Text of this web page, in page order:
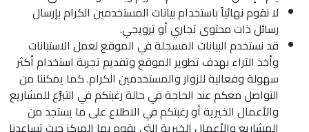
لا نقوم نهائياً باستخدام بيانات المستخدمين الكرام بإرسال
رسائل ذات محتوى تجاري أو ترويجي.
قد نستخدم البيانات المسجلة في الموقع لعمل الاستبانات
وأخذ الآراء بهدف تطوير الموقع وتقديم تجربة استخدام أكثر
سهولة وفعالية للزوار والمستخدمين الكرام. كما يمكننا من
التواصل معكم عند الحاجة في حالة رغبتكم في التبرُّع للمشاريع
والأعمال الخيرية أو رغبتكم في الاطلاع على ما يستجد من